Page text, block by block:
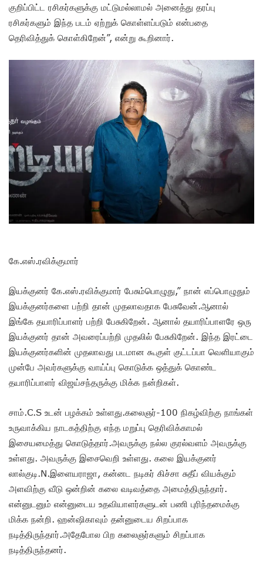
குறிப்பிட்ட ரசிகர்களுக்கு மட்டுமல்லாமல் அனைத்து தரப்பு
ரசிகர்களும் இந்த படம் ஏற்றுக் கொள்ளப்படும் என்பதை
தெரிவித்துக் கொள்கிறேன்”, என்று கூறினார்.
கே.எஸ்.ரவிக்குமார்
இயக்குனர் கே.எஸ்.ரவிக்குமார் பேசும்பொழுது,” நான் எப்பொழுதும்
இயக்குனர்களை பற்றி தான் முதலாவதாக பேசுவேன்.ஆனால்
இங்கே தயாரிப்பாளர் பற்றி பேசுகிறேன். ஆனால் தயாரிப்பாளரே ஒரு
இயக்குனர் தான் அவரைப்பற்றி முதலில் பேசுகிறேன். இந்த இரட்டை
இயக்குனர்களின் முதலாவது படமான கூகுள் குட்டப்பா வெளியாகும்
முன்பே அவர்களுக்கு வாய்ப்பு கொடுக்க ஒத்துக் கொண்ட
தயாரிப்பாளர் விஜய்சந்தருக்கு மிக்க நன்றிகள்.
சாம்.C.S உடன் பழக்கம் உள்ளது.கலைஞர்-100 நிகழ்விற்கு நாங்கள்
உருவாக்கிய நாடகத்திற்கு எந்த மறுப்பு தெரிவிக்காமல்
இசையமைத்து கொடுத்தார்.அவருக்கு நல்ல குரல்வளம் அவருக்கு
உள்ளது. அவருக்கு இசைவெறி உள்ளது. கலை இயக்குனர்
லால்குடி.N.இளையராஜா, கன்னட நடிகர் கிச்சா சுதீப் வியக்கும்
அளவிற்கு வீடு ஒன்றின் கலை வடிவத்தை அமைத்திருந்தார்.
என்னுடனும் என்னுடைய உதவியாளர்களுடன் பணி புரிந்தமைக்கு
மிக்க நன்றி. ஹன்ஷிகாவும் தன்னுடைய சிறப்பாக
நடித்திருந்தார்.அதேபோல பிற கலைஞர்களும் சிறப்பாக
நடித்திருந்தனர்.